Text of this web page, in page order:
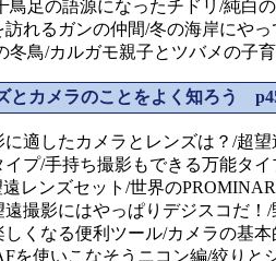
鳥足の語源になったチドリ/純白
訪れるガンの仲間/冬の海岸にや
冬鳥/カルガモ親子とツバメの子
カメラのことをよく知ろう
に適したカメラとレンズは？/超
イプ/手持ち撮影もできる万能タ
レンズセット/世界の
遠撮影にはやっぱりデジスコだ
しくなる便利ツール/カメラの基
を使いこなそうニコン編/絞りと